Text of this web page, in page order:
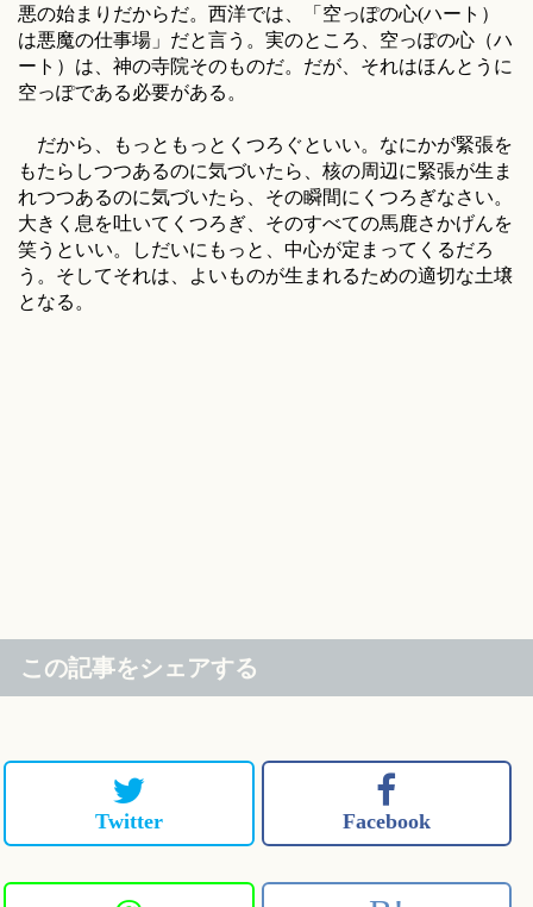
悪の始まりだからだ。西洋では、「空っぽの心(ハート）
は悪魔の仕事場」だと言う。実のところ、空っぽの心（ハ
ート）は、神の寺院そのものだ。だが、それはほんとうに
空っぽである必要がある。
だから、もっともっとくつろぐといい。なにかが緊張を
もたらしつつあるのに気づいたら、核の周辺に緊張が生ま
れつつあるのに気づいたら、その瞬間にくつろぎなさい。
大きく息を吐いてくつろぎ、そのすべての馬鹿さかげんを
笑うといい。しだいにもっと、中心が定まってくるだろ
う。そしてそれは、よいものが生まれるための適切な土壌
となる。
この記事をシェアする
Twitter Facebook